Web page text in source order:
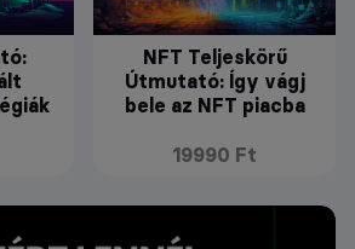
NFT Teljeskörű
Útmutató: Így vágj
bele az NFT piacba
19990 Ft